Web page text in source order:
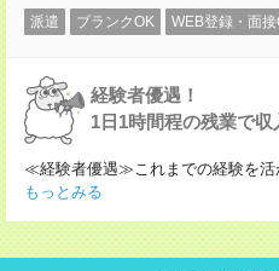
派遣 ブランクOK WEB登録・面
経験者優遇！
1日1時間程の残業で収
≪経験者優遇≫これまでの経験を活
もっとみる